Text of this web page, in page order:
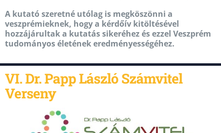
A kutató szeretné utólag is megköszönni a
veszprémieknek, hogy a kérdőív kitöltésével
hozzájárultak a kutatás sikeréhez és ezzel Veszprém
tudományos életének eredményességéhez.
VI. Dr. Papp László Számvitel
Verseny